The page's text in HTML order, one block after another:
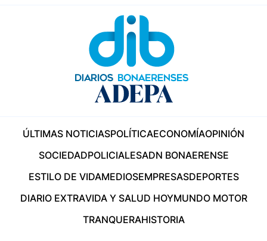
ÚLTIMAS NOTICIASPOLÍTICAECONOMÍAOPINIÓN
SOCIEDADPOLICIALESADN BONAERENSE
ESTILO DE VIDAMEDIOSEMPRESASDEPORTES
DIARIO EXTRAVIDA Y SALUD HOYMUNDO MOTOR
TRANQUERAHISTORIA